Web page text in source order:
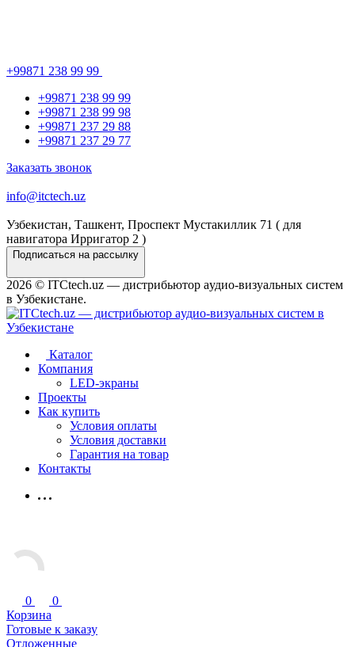
+99871 238 99 99
+99871 238 99 99
+99871 238 99 98
+99871 237 29 88
+99871 237 29 77
Заказать звонок
info@itctech.uz
Узбекистан, Ташкент, Проспект Мустакиллик 71 ( для
навигатора Ирригатор 2 )
Подписаться на рассылку
2026 © ITCtech.uz — дистрибьютор aудио-визуальных систем
в Узбекистане.
Каталог
Компания
LED-экраны
Проекты
Как купить
Условия оплаты
Условия доставки
Гарантия на товар
Контакты
0
0
Корзина
Готовые к заказу
Отложенные